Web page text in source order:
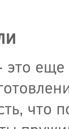
это
что